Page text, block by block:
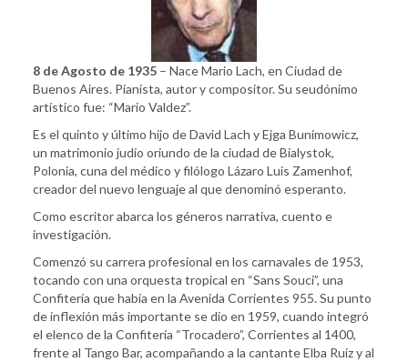
8 de Agosto de 1935 – Nace Mario Lach, en Ciudad de
Buenos Aires. Pianista, autor y compositor. Su seudónimo
artístico fue: “Mario Valdez”.
Es el quinto y último hijo de David Lach y Ejga Bunimowicz,
un matrimonio judío oriundo de la ciudad de Bialystok,
Polonia, cuna del médico y filólogo Lázaro Luis Zamenhof,
creador del nuevo lenguaje al que denominó esperanto.
Como escritor abarca los géneros narrativa, cuento e
investigación.
Comenzó su carrera profesional en los carnavales de 1953,
tocando con una orquesta tropical en “Sans Souci”, una
Confitería que había en la Avenida Corrientes 955. Su punto
de inflexión más importante se dio en 1959, cuando integró
el elenco de la Confitería “Trocadero”, Corrientes al 1400,
frente al Tango Bar, acompañando a la cantante Elba Ruiz y al